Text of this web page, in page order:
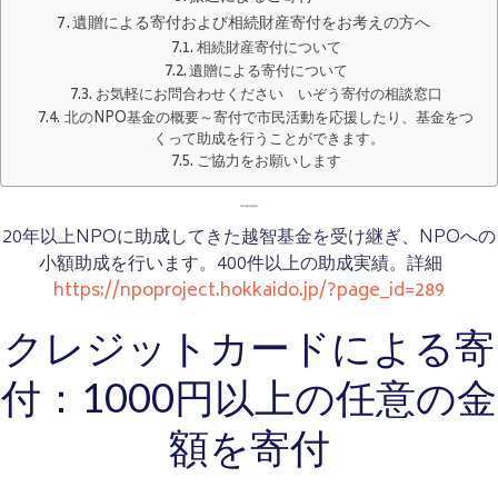
遺贈による寄付および相続財産寄付をお考えの方へ
相続財産寄付について
遺贈による寄付について
お気軽にお問合わせください いぞう寄付の相談窓口
北のNPO基金の概要～寄付で市民活動を応援したり、基金をつ
くって助成を行うことができます。
ご協力をお願いします
20年以上NPOに助成してきた越智基金を受け継ぎ、NPOへの
小額助成を行います。400件以上の助成実績。詳細
https://npoproject.hokkaido.jp/?page_id=289
クレジットカードによる寄
付：1000円以上の任意の金
額を寄付